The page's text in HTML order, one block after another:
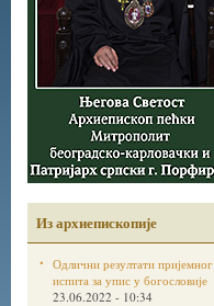
Из архиепископије
Одлични резултати пријемног
испита за упис у богословије
23.06.2022 - 10:34